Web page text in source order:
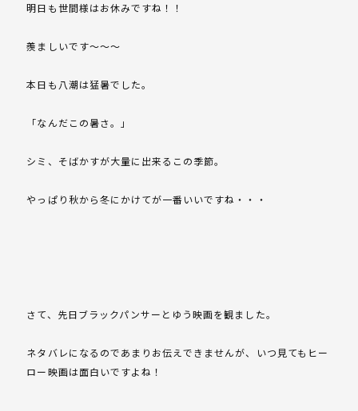
明日も世間様はお休みですね！！
羨ましいです～～～
本日も八潮は猛暑でした。
「なんだこの暑さ。」
シミ、そばかすが大量に出来るこの季節。
やっぱり秋から冬にかけてが一番いいですね・・・
さて、先日ブラックパンサーとゆう映画を観ました。
ネタバレになるのであまりお伝えできませんが、いつ見てもヒー
ロー映画は面白いですよね！